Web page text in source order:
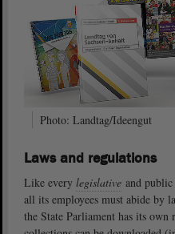
Photo: Landtag/Ideengut
Laws and regulations
Like every legislative and
all its employees must abide by
the State Parliament has its